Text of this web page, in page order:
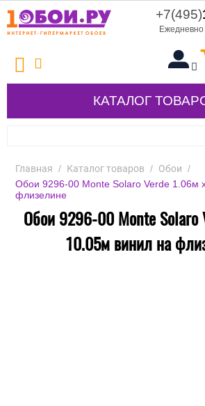
+7(495)
КАТАЛОГ
Главная / Каталог товаров / Обои /
Обои 9296-00 Monte Solaro Verde 1.06м
флизелине
Обои 9296-00 Monte Solaro
10.05м винил на